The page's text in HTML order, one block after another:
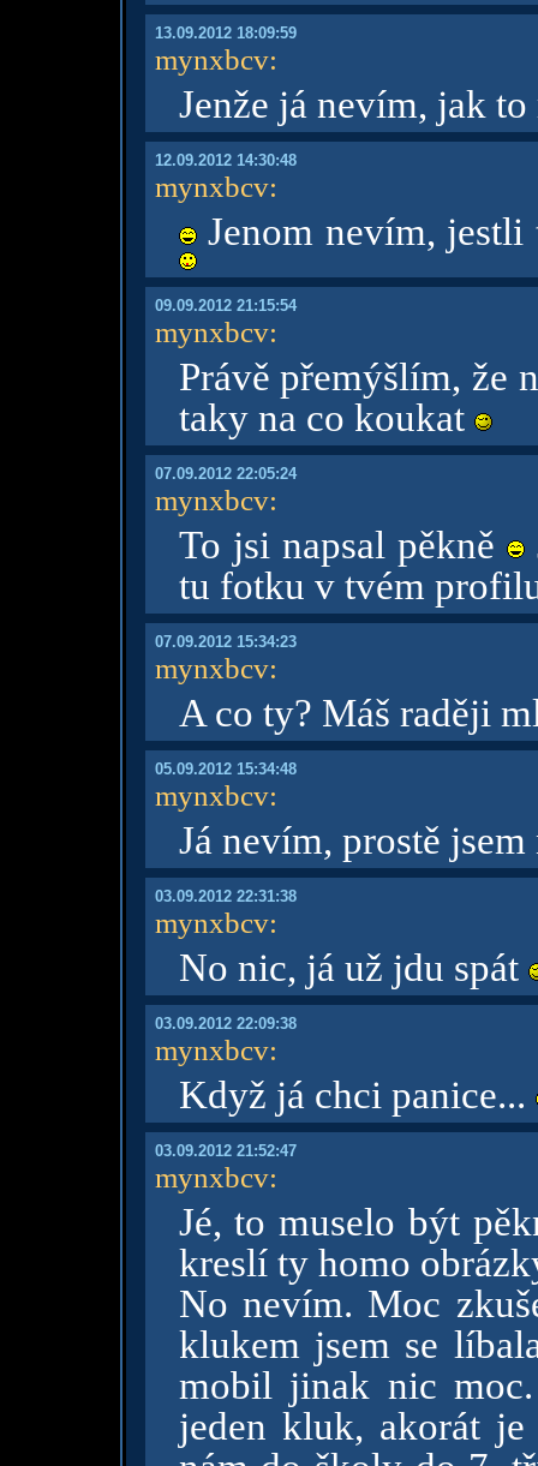
13.09.2012 18:09:59
mynxbcv:
Jenže já nevím, jak
12.09.2012 14:30:48
mynxbcv:
Jenom nevím, jestli
09.09.2012 21:15:54
mynxbcv:
Právě přemýšlím, že
taky na co koukat
07.09.2012 22:05:24
mynxbcv:
To jsi napsal pěkně
tu fotku v tvém
07.09.2012 15:34:23
mynxbcv:
A co ty? Máš raději
05.09.2012 15:34:48
mynxbcv:
Já nevím, prostě
03.09.2012 22:31:38
mynxbcv:
No nic, já už jdu spát
03.09.2012 22:09:38
mynxbcv:
Když já chci panice...
03.09.2012 21:52:47
mynxbcv:
Jé, to muselo být
kreslí ty homo
No nevím. Moc
klukem jsem se
mobil jinak nic
jeden kluk, akorát